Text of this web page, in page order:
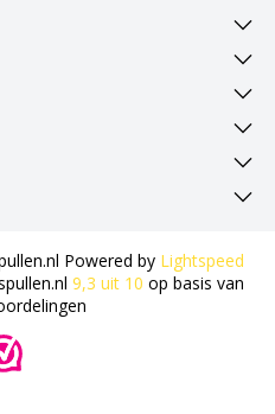
Powered by Lightspeed
9,3 uit 10 op basis van